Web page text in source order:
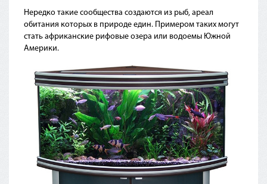
Нередко такие сообщества создаются из рыб, ареал
обитания которых в природе един. Примером таких могут
стать африканские рифовые озера или водоемы Южной
Америки.